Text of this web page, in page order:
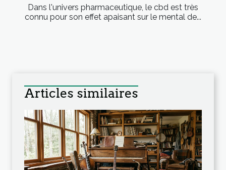
Dans l'univers pharmaceutique, le cbd est très
connu pour son effet apaisant sur le mental de...
Articles similaires